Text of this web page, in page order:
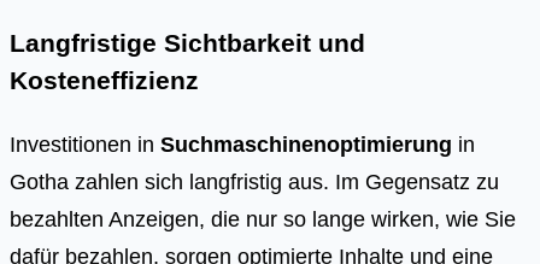
Langfristige Sichtbarkeit und
Kosteneffizienz
Investitionen in Suchmaschinenoptimierung in
Gotha zahlen sich langfristig aus. Im Gegensatz zu
bezahlten Anzeigen, die nur so lange wirken, wie Sie
dafür bezahlen, sorgen optimierte Inhalte und eine